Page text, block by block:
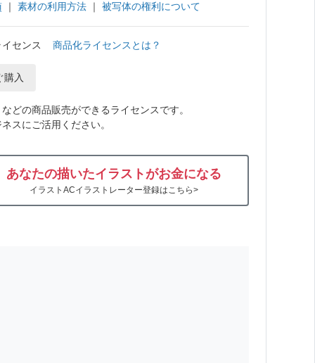
｜ 素材の利用方法 ｜ 被写体の権利について
センス 商品化ライセンスとは？
購入
どの商品販売ができるライセンスです。
スにご活用ください。
あなたの描いたイラストがお金になる
イラストACイラストレーター登録はこちら>